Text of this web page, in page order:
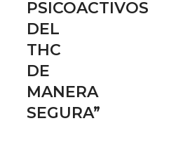
PSICOACTIVOS
DEL
THC
DE
MANERA
SEGURA”